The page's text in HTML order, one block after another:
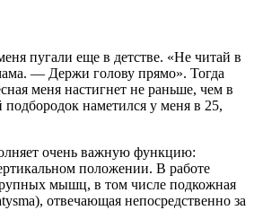
пугали еще в детстве. «Не читай в
— Держи голову прямо». Тогда
меня настигнет не раньше, чем в
наметился у меня в 25,
очень важную функцию:
положении. В работе
мышц, в том числе подкожная
отвечающая непосредственно за